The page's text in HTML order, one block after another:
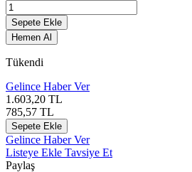
Sepete Ekle
Hemen Al
Tükendi
Gelince Haber Ver
1.603,20 TL
785,57 TL
Sepete Ekle
Gelince Haber Ver
Listeye Ekle Tavsiye Et
Paylaş